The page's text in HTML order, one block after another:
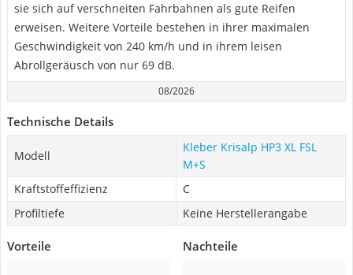
sie sich auf verschneiten Fahrbahnen als gute Reifen
erweisen. Weitere Vorteile bestehen in ihrer maximalen
Geschwindigkeit von 240 km/h und in ihrem leisen
Abrollgeräusch von nur 69 dB.
08/2026
Technische Details
Modell
Kleber Krisalp HP3 XL FSL
M+S
Kraftstoffeffizienz
C
Profiltiefe
Keine Herstellerangabe
Vorteile Nachteile